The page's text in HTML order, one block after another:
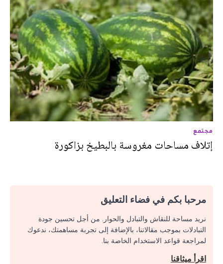
مجتمع
إتلاف مساحات مغروسة بالبطيخ بزاكورة
مرحبا بكم في فضاء التعليق
نريد مساحة للنقاش والتبادل والحوار. من أجل تحسين جودة
التبادلات بموجب مقالاتنا، بالإضافة إلى تجربة مساهمتك، ندعوك
لمراجعة قواعد الاستخدام الخاصة بنا.
اقرأ ميثاقنا